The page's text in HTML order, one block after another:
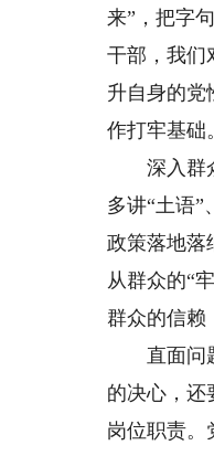
来”，把字
干部，我们
升自身的党
作打牢基础
深入群众
多讲“土语”
政策落地落
从群众的“
群众的信赖
直面问题
的决心，还
岗位职责。